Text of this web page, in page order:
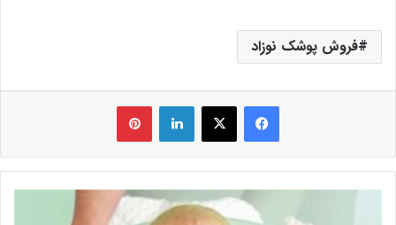
فروش پوشک نوزاد
فیس بوک X لینکدین ‫پین‌ترست